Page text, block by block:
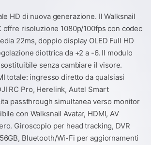
HD di nuova generazione. Il Walksnail
offre risoluzione 1080p/100fps con codec
22ms, doppio display OLED Full HD
diottrica da +2 a -6. Il modulo
senza cambiare il visore.
totale: ingresso diretto da qualsiasi
RC Pro, Herelink, Autel Smart
passthrough simultanea verso monitor
con Walksnail Avatar, HDMI, AV
Giroscopio per head tracking, DVR
Bluetooth/Wi-Fi per aggiornamenti